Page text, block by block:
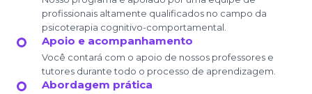
profissionais altamente qualificados no campo da
psicoterapia cognitivo-comportamental.
Apoio e acompanhamento
Você contará com o apoio de nossos professores e
tutores durante todo o processo de aprendizagem.
Abordagem prática